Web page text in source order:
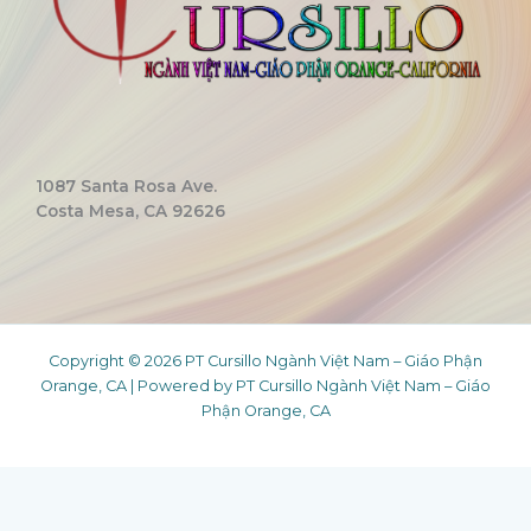
1087 Santa Rosa Ave.
Costa Mesa, CA 92626
Copyright © 2026 PT Cursillo Ngành Việt Nam – Giáo Phận
Orange, CA | Powered by PT Cursillo Ngành Việt Nam – Giáo
Phận Orange, CA